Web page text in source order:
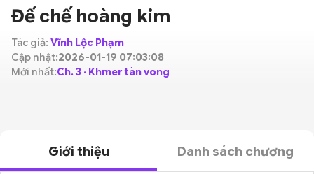
Đế chế hoàng kim
Tác giả: Vĩnh Lộc Phạm
Cập nhật:2026-01-19 07:03:08
Mới nhất:Ch. 3 · Khmer tàn vong
Giới thiệu Danh sách chương